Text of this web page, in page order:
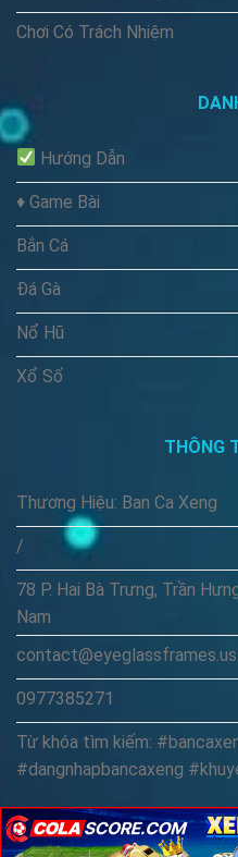
Chơi Có Trách Nhiệm
Hướng Dẫn
♦️ Game Bài
Bắn Cá
Đá Gà
Nổ Hũ
Xổ Số
THÔNG
Thương Hiệu: Ban Ca Xeng
/
78 P. Hai Bà Trưng, Trần
Nam
0977385271
Từ khóa tìm kiếm:
#dangnhapbancaxeng